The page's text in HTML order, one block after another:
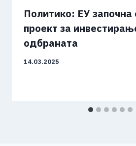
Политико: ЕУ започна
проект за
одбраната
14.03.2025